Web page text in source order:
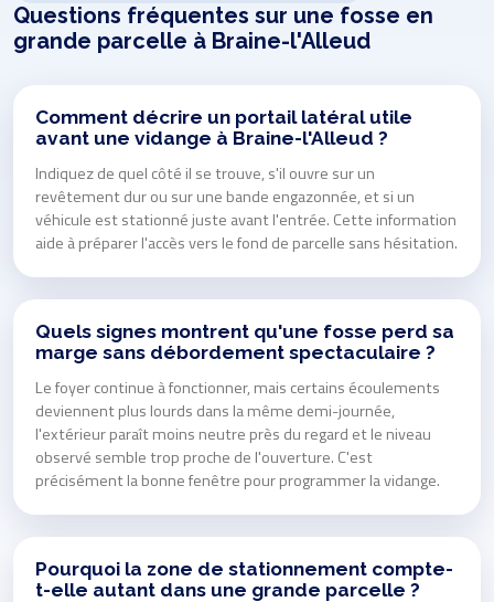
Questions fréquentes sur une fosse en
grande parcelle à Braine-l'Alleud
Comment décrire un portail latéral utile
avant une vidange à Braine-l'Alleud ?
Indiquez de quel côté il se trouve, s'il ouvre sur un
revêtement dur ou sur une bande engazonnée, et si un
véhicule est stationné juste avant l'entrée. Cette information
aide à préparer l'accès vers le fond de parcelle sans hésitation.
Quels signes montrent qu'une fosse perd sa
marge sans débordement spectaculaire ?
Le foyer continue à fonctionner, mais certains écoulements
deviennent plus lourds dans la même demi-journée,
l'extérieur paraît moins neutre près du regard et le niveau
observé semble trop proche de l'ouverture. C'est
précisément la bonne fenêtre pour programmer la vidange.
Pourquoi la zone de stationnement compte-
t-elle autant dans une grande parcelle ?